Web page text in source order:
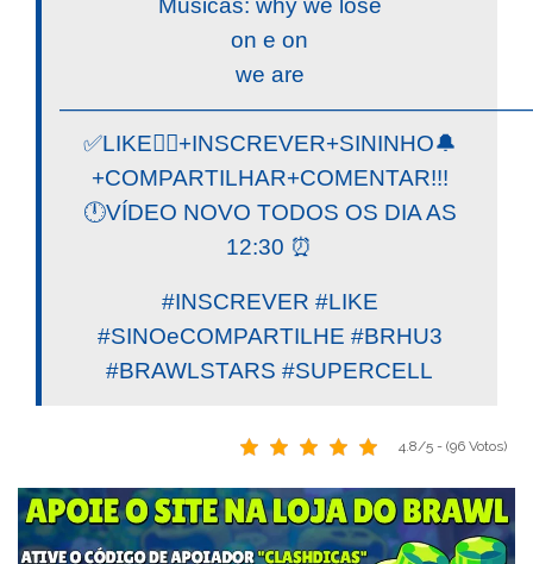
on e on
we are
✅LIKE👍🏼+INSCREVER+SININHO🔔
+COMPARTILHAR+COMENTAR!!!
🕛VÍDEO NOVO TODOS OS DIA AS
12:30 ⏰
#INSCREVER #LIKE
#SINOeCOMPARTILHE #BRHU3
#BRAWLSTARS #SUPERCELL
4.8/5 - (96 Votos)